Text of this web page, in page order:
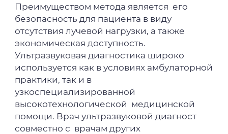
Преимуществом метода является его
безопасность для пациента в виду
отсутствия лучевой нагрузки, а также
экономическая доступность.
Ультразвуковая диагностика широко
используется как в условиях амбулаторной
практики, так и в
узкоспециализированной
высокотехнологической медицинской
помощи. Врач ультразвуковой диагност
совместно с врачам других